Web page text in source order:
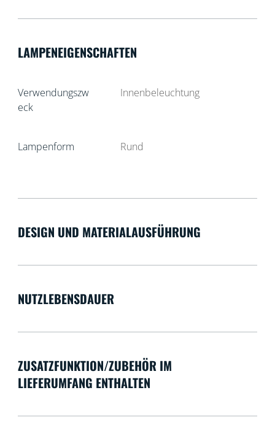
LAMPENEIGENSCHAFTEN
Verwendungszw
eck
Innenbeleuchtung
Lampenform Rund
DESIGN UND MATERIALAUSFÜHRUNG
NUTZLEBENSDAUER
ZUSATZFUNKTION/ZUBEHÖR IM
LIEFERUMFANG ENTHALTEN